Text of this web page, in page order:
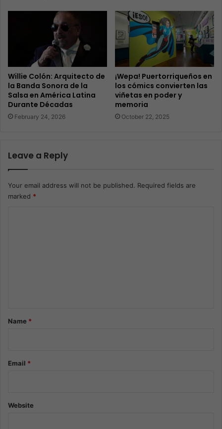
Willie Colón: Arquitecto de
la Banda Sonora de la
Salsa en América Latina
Durante Décadas
February 24, 2026
¡Wepa! Puertorriqueños en
los cómics convierten las
viñetas en poder y
memoria
October 22, 2025
Leave a Reply
Your email address will not be published. Required fields are
marked *
*Name *
Email *
Website